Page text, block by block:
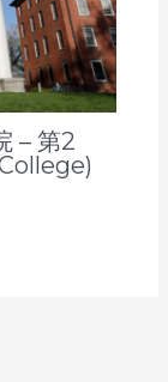
– 第2